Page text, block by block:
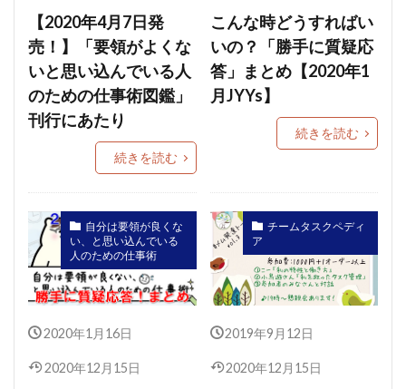
【2020年4月7日発
売！】「要領がよくな
いと思い込んでいる人
のための仕事術図鑑」
刊行にあたり
続きを読む
こんな時どうすればい
いの？「勝手に質疑応
答」まとめ【2020年1
月JYYs】
続きを読む
自分は要領が良くな
い、と思い込んでいる
人のための仕事術
2020年1月16日
2020年12月15日
チームタスクペディ
ア
2019年9月12日
2020年12月15日